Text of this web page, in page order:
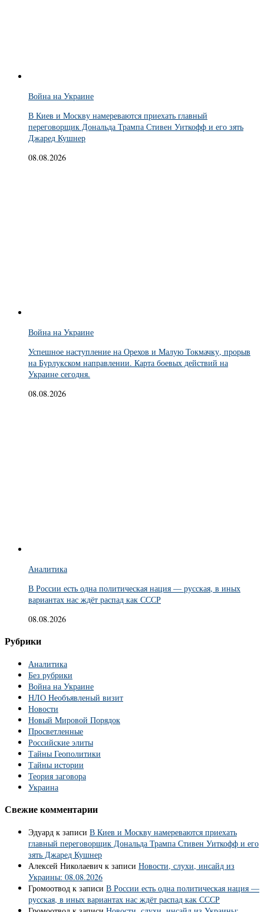
Война на Украине
В Киев и Москву намереваются приехать главный
переговорщик Дональда Трампа Стивен Уиткофф и его зять
Джаред Кушнер
08.08.2026
Война на Украине
Успешное наступление на Орехов и Малую Токмачку, прорыв
на Бурлукском направлении. Карта боевых действий на
Украине сегодня.
08.08.2026
Аналитика
В России есть одна политическая нация — русская, в иных
вариантах нас ждёт распад как СССР
08.08.2026
Рубрики
Аналитика
Без рубрики
Война на Украине
НЛО Необъявленый визит
Новости
Новый Мировой Порядок
Просветленные
Российские элиты
Тайны Геополитики
Тайны истории
Теория заговора
Украина
Свежие комментарии
Эдуард к записи В Киев и Москву намереваются приехать
главный переговорщик Дональда Трампа Стивен Уиткофф и его
зять Джаред Кушнер
Алексей Николаевич к записи Новости, слухи, инсайд из
Украины: 08.08.2026
Громоотвод к записи В России есть одна политическая нация —
русская, в иных вариантах нас ждёт распад как СССР